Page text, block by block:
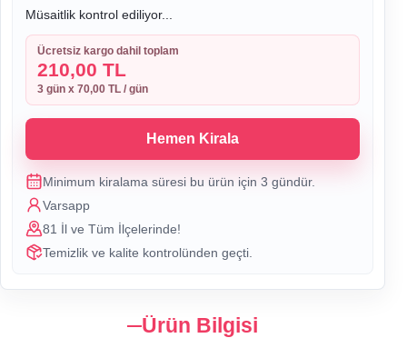
Müsaitlik kontrol ediliyor...
Ücretsiz kargo dahil toplam
210,00 TL
3 gün x 70,00 TL / gün
Hemen Kirala
Minimum kiralama süresi bu ürün için 3 gündür.
Varsapp
81 İl ve Tüm İlçelerinde!
Temizlik ve kalite kontrolünden geçti.
Ürün Bilgisi